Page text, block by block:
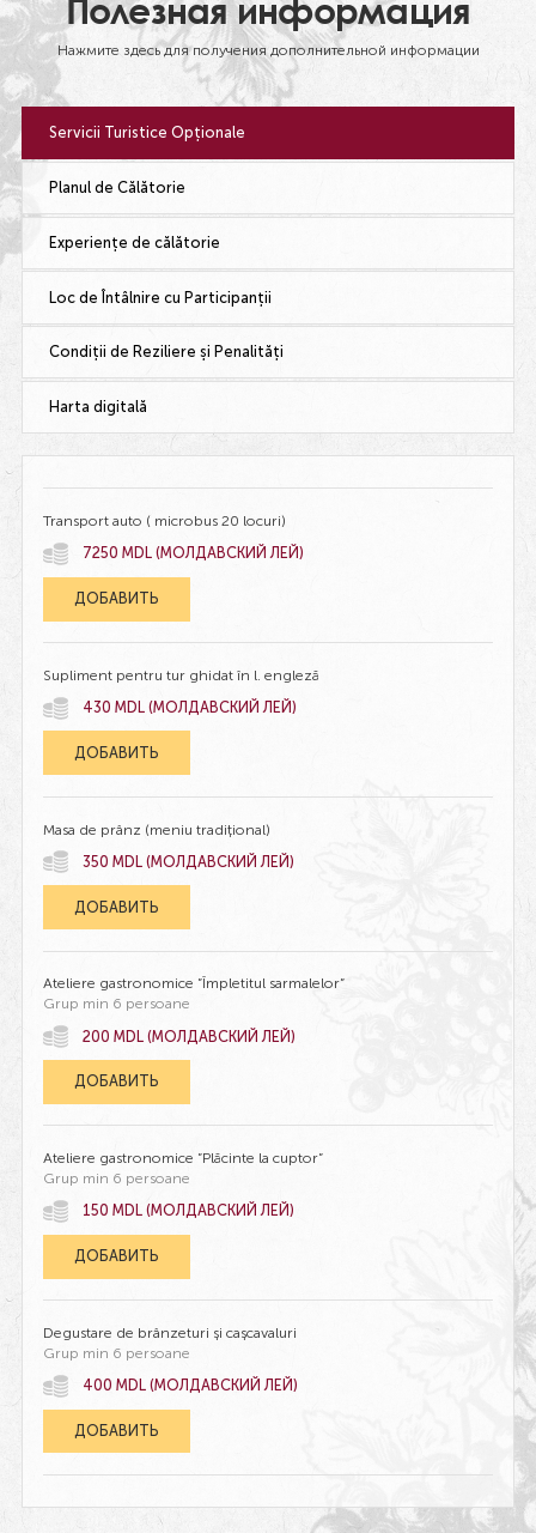
Полезная информация
Нажмите здесь для получения дополнительной информации
Servicii Turistice Opționale
Planul de Călătorie
Experiențe de călătorie
Loc de Întâlnire cu Participanții
Condiții de Reziliere și Penalități
Harta digitală
Transport auto ( microbus 20 locuri)
7250 MDL (МОЛДАВСКИЙ ЛЕЙ)
ДОБАВИТЬ
Supliment pentru tur ghidat în l. engleză
430 MDL (МОЛДАВСКИЙ ЛЕЙ)
ДОБАВИТЬ
Masa de prânz (meniu tradițional)
350 MDL (МОЛДАВСКИЙ ЛЕЙ)
ДОБАВИТЬ
Ateliere gastronomice ”Împletitul sarmalelor”
Grup min 6 persoane
200 MDL (МОЛДАВСКИЙ ЛЕЙ)
ДОБАВИТЬ
Ateliere gastronomice ”Plăcinte la cuptor”
Grup min 6 persoane
150 MDL (МОЛДАВСКИЙ ЛЕЙ)
ДОБАВИТЬ
Degustare de brânzeturi și cașcavaluri
Grup min 6 persoane
400 MDL (МОЛДАВСКИЙ ЛЕЙ)
ДОБАВИТЬ